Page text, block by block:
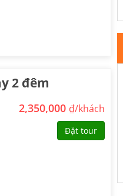
2 đêm
2,350,000 ₫/khách
Đặt tour